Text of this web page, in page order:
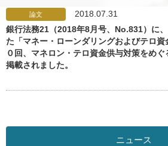
論文
2018.07.31
銀行法務21（2018年8月号、No.831）に
た「マネー・ローンダリングおよびテロ資
０回、マネロン・テロ資金供与対策をめ
掲載されました。
ニュース